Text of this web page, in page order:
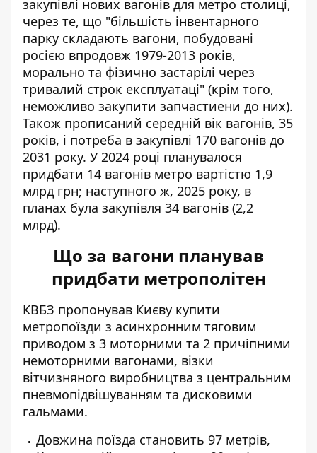
закупівлі нових вагонів для метро столиці,
через те, що "більшість інвентарного
парку складають вагони, побудовані
росією впродовж 1979-2013 років,
морально та фізично застарілі через
тривалий строк експлуатаці" (крім того,
неможливо закупити запчастиени до них).
Також прописаний середній вік вагонів, 35
років, і потреба в закупівлі 170 вагонів до
2031 року. У 2024 році планувалося
придбати 14 вагонів метро вартістю 1,9
млрд грн; наступного ж, 2025 року, в
планах була закупівля 34 вагонів (2,2
млрд).
Що за вагони планував
придбати метрополітен
КВБЗ пропонував Києву купити
метропоїзди з асинхронним тяговим
приводом з 3 моторними та 2 причіпними
немоторними вагонами, візки
вітчизняного виробництва з центральним
пневмопідвішуванням та дисковими
гальмами.
Довжина поїзда становить 97 метрів,